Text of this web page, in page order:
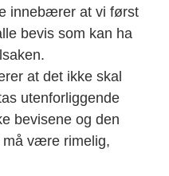
innebærer at vi først
bevis som kan ha
at det ikke skal
utenforliggende
bevisene og den
må være rimelig,